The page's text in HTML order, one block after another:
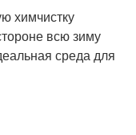
химчистку
всю зиму
среда для